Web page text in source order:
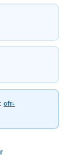
cfr-